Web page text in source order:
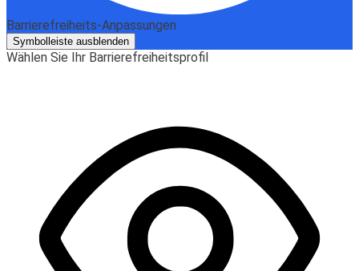
Barrierefreiheits-Anpassungen
Symbolleiste ausblenden
Wählen Sie Ihr Barrierefreiheitsprofil